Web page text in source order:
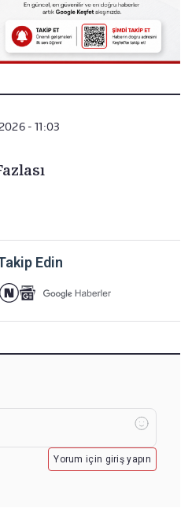
- 11:03
Edin
Yorum için giriş yapın